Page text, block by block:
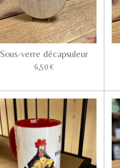
Sous-verre décapsuleur
6,50 €